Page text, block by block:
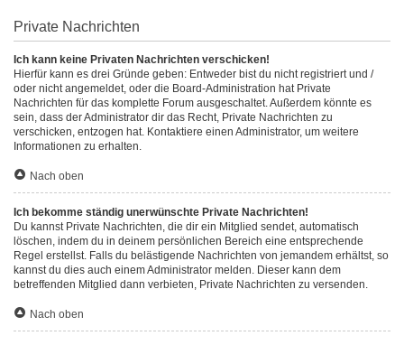
Private Nachrichten
Ich kann keine Privaten Nachrichten verschicken!
Hierfür kann es drei Gründe geben: Entweder bist du nicht registriert und /
oder nicht angemeldet, oder die Board-Administration hat Private
Nachrichten für das komplette Forum ausgeschaltet. Außerdem könnte es
sein, dass der Administrator dir das Recht, Private Nachrichten zu
verschicken, entzogen hat. Kontaktiere einen Administrator, um weitere
Informationen zu erhalten.
Nach oben
Ich bekomme ständig unerwünschte Private Nachrichten!
Du kannst Private Nachrichten, die dir ein Mitglied sendet, automatisch
löschen, indem du in deinem persönlichen Bereich eine entsprechende
Regel erstellst. Falls du belästigende Nachrichten von jemandem erhältst, so
kannst du dies auch einem Administrator melden. Dieser kann dem
betreffenden Mitglied dann verbieten, Private Nachrichten zu versenden.
Nach oben